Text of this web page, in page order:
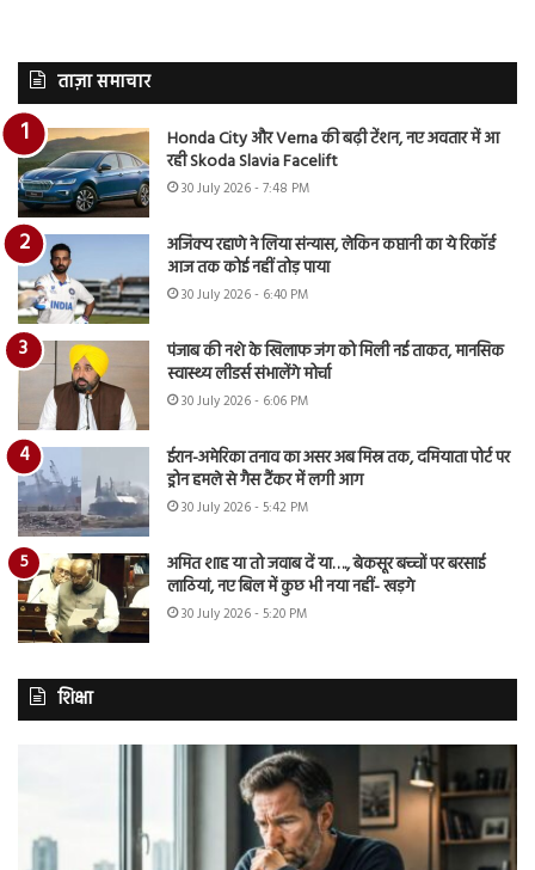
ताज़ा समाचार
Honda City और Verna की बढ़ी टेंशन, नए अवतार में आ
रही Skoda Slavia Facelift
30 July 2026 - 7:48 PM
अजिंक्य रहाणे ने लिया संन्यास, लेकिन कप्तानी का ये रिकॉर्ड
आज तक कोई नहीं तोड़ पाया
30 July 2026 - 6:40 PM
पंजाब की नशे के खिलाफ जंग को मिली नई ताकत, मानसिक
स्वास्थ्य लीडर्स संभालेंगे मोर्चा
30 July 2026 - 6:06 PM
ईरान-अमेरिका तनाव का असर अब मिस्र तक, दमियाता पोर्ट पर
ड्रोन हमले से गैस टैंकर में लगी आग
30 July 2026 - 5:42 PM
अमित शाह या तो जवाब दें या…., बेकसूर बच्चों पर बरसाई
लाठियां, नए बिल में कुछ भी नया नहीं- खड़गे
30 July 2026 - 5:20 PM
शिक्षा